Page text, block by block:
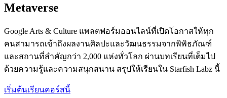
Metaverse
Google Arts & Culture แพลตฟอร์มออนไลน์ที่เปิดโอกาสให้ทุก
คนสามารถเข้าถึงผลงานศิลปะและวัฒนธรรมจากพิพิธภัณฑ์
และสถานที่สำคัญกว่า 2,000 แห่งทั่วโลก ผ่านบทเรียนที่เต็มไป
ด้วยความรู้และความสนุกสนาน สรุปให้เรียนใน Starfish Labz นี้
เริ่มต้นเรียนคอร์สนี้